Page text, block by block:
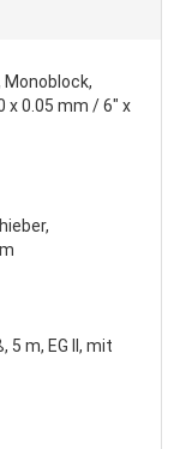
Monoblock,
x 0.05 mm / 6" x
5 m, EG II, mit